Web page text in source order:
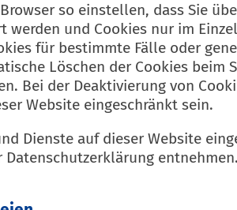
so einstellen, dass Sie
werden und Cookies nur im
für bestimmte Fälle oder
Löschen der Cookies beim
Bei der Deaktivierung von
Website eingeschränkt sein.
Dienste auf dieser Website
Datenschutzerklärung